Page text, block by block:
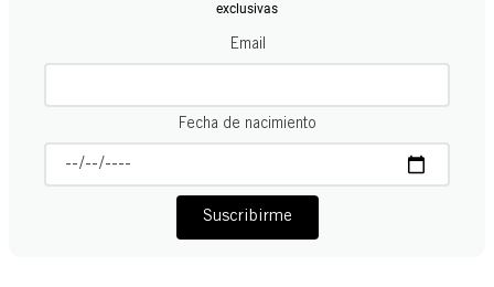
exclusivas
Email
Fecha de nacimiento
Suscribirme